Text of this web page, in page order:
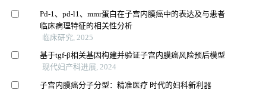
Pd-1、pd-l1、mmr蛋白在子宫内膜癌中的表达及与患者
临床病理特征的相关性分析
临床研究, 2025
基于tgf-β相关基因构建并验证子宫内膜癌风险预后模型
现代妇产科进展, 2024
子宫内膜癌分子分型：精准医疗 时代的妇科新利器